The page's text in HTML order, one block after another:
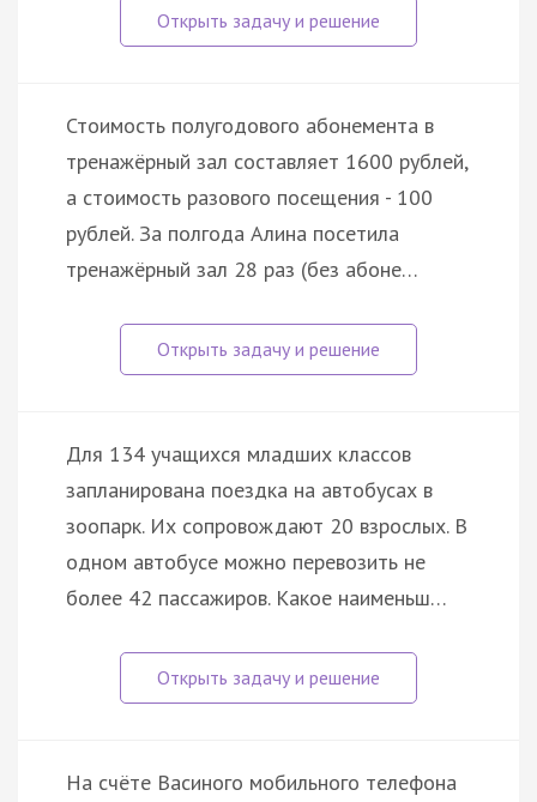
Стоимость полугодового абонемента в
тренажёрный зал составляет 1600 рублей,
а стоимость разового посещения - 100
рублей. За полгода Алина посетила
тренажёрный зал 28 раз (без абоне…
Для 134 учащихся младших классов
запланирована поездка на автобусах в
зоопарк. Их сопровождают 20 взрослых. В
одном автобусе можно перевозить не
более 42 пассажиров. Какое наименьш…
На счёте Васиного мобильного телефона